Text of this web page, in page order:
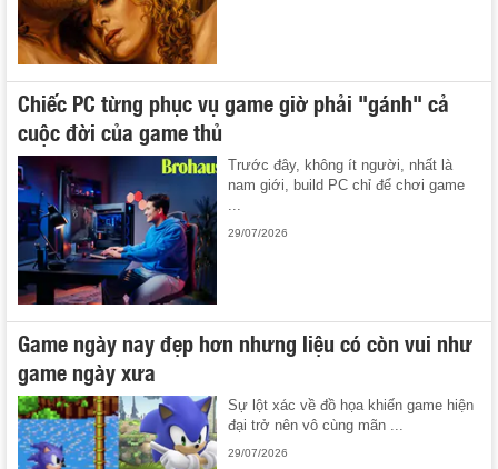
Chiếc PC từng phục vụ game giờ phải "gánh" cả
cuộc đời của game thủ
Trước đây, không ít người, nhất là
nam giới, build PC chỉ để chơi game
29/07/2026
Game ngày nay đẹp hơn nhưng liệu có còn vui như
game ngày xưa
Sự lột xác về đồ họa khiến game hiện
đại trở nên vô cùng mãn ...
29/07/2026